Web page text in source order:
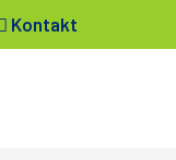
Kontakt